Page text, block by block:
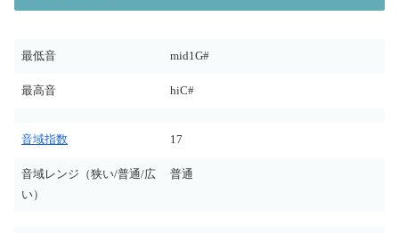
最低音 mid1G#
最高音 hiC#
音域指数 17
音域レンジ（狭い/普通/広
い）
普通